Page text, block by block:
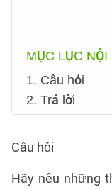
MỤC LỤC NỘI
1. Câu hỏi
2. Trả lời
Câu hỏi
Hãy nêu những